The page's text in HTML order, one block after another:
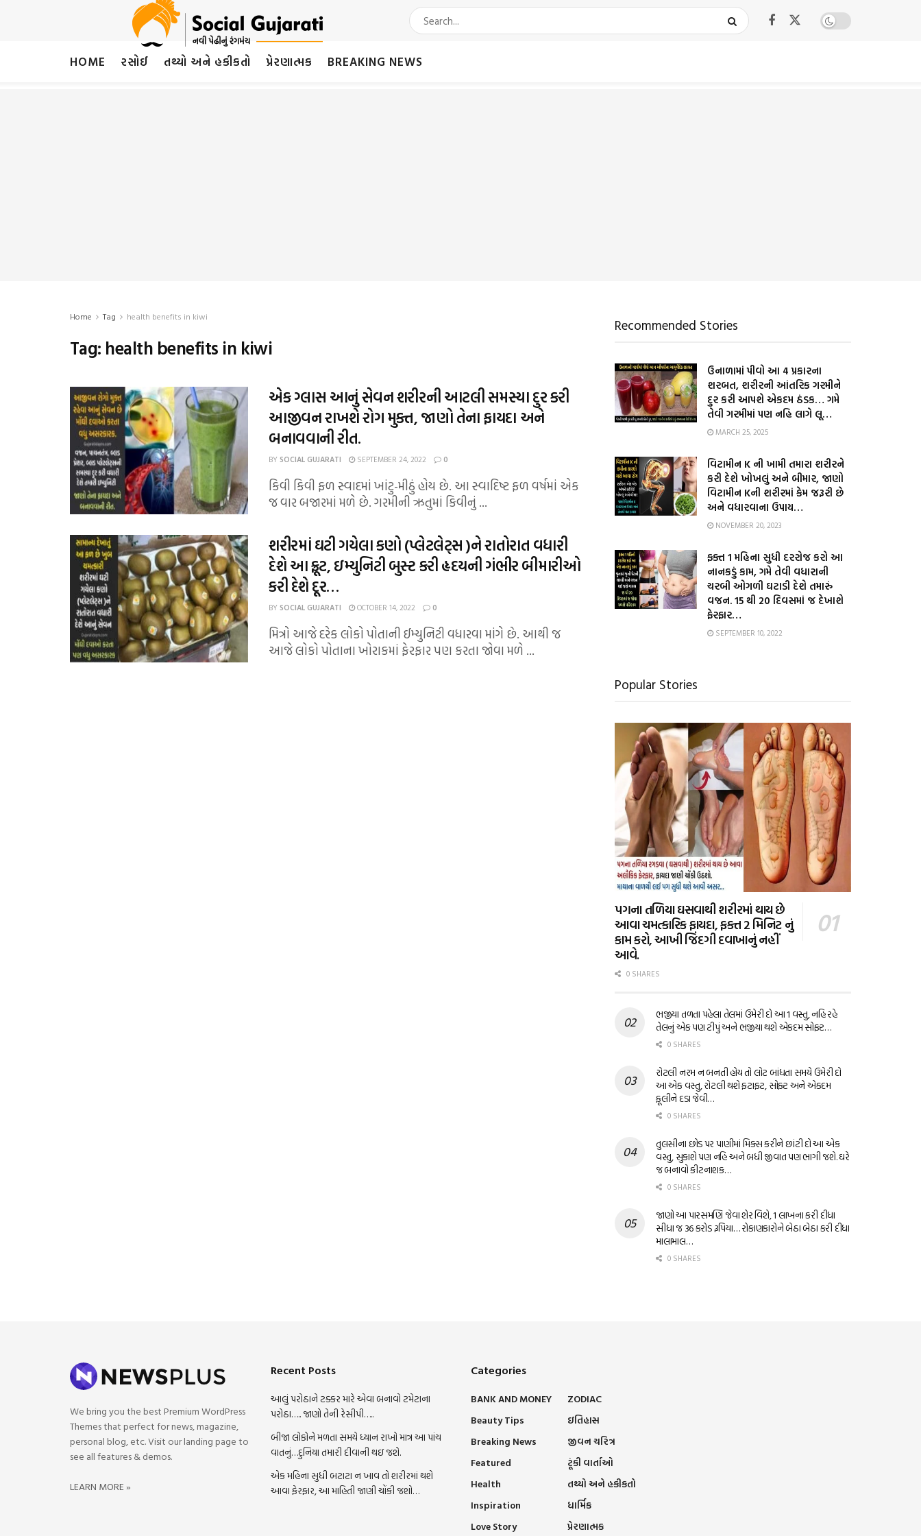
HOME રસોઈ તથ્યો અને હકીકતો પ્રેરણાત્મક BREAKING NEWS
Home Tag health benefits in kiwi
Tag: health benefits in kiwi
એક ગ્લાસ આનું સેવન શરીરની આટલી સમસ્યા દુર કરી
આજીવન રાખશે રોગ મુક્ત, જાણો તેના ફાયદા અને
બનાવવાની રીત.
BY SOCIAL GUJARATI SEPTEMBER 24, 2022 0
કિવી કિવી ફળ સ્વાદમાં ખાંટુ-મીઠું હોય છે. આ સ્વાદિષ્ટ ફળ વર્ષમાં એક
જ વાર બજારમાં મળે છે. ગરમીની ઋતુમાં કિવીનું ...
શરીરમાં ઘટી ગયેલા કણો (પ્લેટલેટ્સ )ને રાતોરાત વધારી
દેશે આ ફ્રૂટ, ઇમ્યુનિટી બુસ્ટ કરી હૃદયની ગંભીર બીમારીઓ
કરી દેશે દૂર…
BY SOCIAL GUJARATI OCTOBER 14, 2022 0
મિત્રો આજે દરેક લોકો પોતાની ઈમ્યુનિટી વધારવા માંગે છે. આથી જ
આજે લોકો પોતાના ખોરાકમાં ફેરફાર પણ કરતા જોવા મળે ...
Recommended Stories
ઉનાળામાં પીવો આ 4 પ્રકારના
શરબત, શરીરની આંતરિક ગરમીને
દુર કરી આપશે એકદમ ઠંડક… ગમે
તેવી ગરમીમાં પણ નહિ લાગે લૂ…
MARCH 25, 2025
વિટામીન K ની ખામી તમારા શરીરને
કરી દેશે ખોખલું અને બીમાર, જાણો
વિટામીન Kની શરીરમાં કેમ જરૂરી છે
અને વધારવાના ઉપાય…
NOVEMBER 20, 2023
ફક્ત 1 મહિના સુધી દરરોજ કરો આ
નાનકડું કામ, ગમે તેવી વધારાની
ચરબી ઓગળી ઘટાડી દેશે તમારું
વજન. 15 થી 20 દિવસમાં જ દેખાશે
ફેરફાર…
SEPTEMBER 10, 2022
Popular Stories
પગના તળિયા ઘસવાથી શરીરમાં થાય છે
આવા ચમત્કારિક ફાયદા, ફક્ત 2 મિનિટ નું
કામ કરો, આખી જિંદગી દવાખાનું નહીં
આવે.
0 SHARES
ભજીયા તળતા પહેલા તેલમાં ઉમેરી દો આ 1 વસ્તુ, નહિ રહે
તેલનું એક પણ ટીપું અને ભજીયા થશે એકદમ સોફ્ટ…
0 SHARES
રોટલી નરમ ન બનતી હોય તો લોટ બાંધતા સમયે ઉમેરી દો
આ એક વસ્તુ, રોટલી થશે ફટાફટ, સોફ્ટ અને એકદમ
ફૂલીને દડા જેવી…
0 SHARES
તુલસીના છોડ પર પાણીમાં મિક્સ કરીને છાંટી દો આ એક
વસ્તુ, સુકાશે પણ નહિ અને બધી જીવાત પણ ભાગી જશે. ઘરે
જ બનાવો કીટનાશક…
0 SHARES
જાણો આ પારસમણિ જેવા શેર વિશે, 1 લાખના કરી દીધા
સીધા જ 36 કરોડ રૂપિયા… રોકાણકારોને બેઠા બેઠા કરી દીધા
માલામાલ…
0 SHARES
We bring you the best Premium WordPress
Themes that perfect for news, magazine,
personal blog, etc. Visit our landing page to
see all features & demos.
LEARN MORE »
Recent Posts
આલું પરોઠાને ટક્કર મારે એવા બનાવો ટમેટાના
પરોઠા….. જાણો તેની રેસીપી…..
બીજા લોકોને મળતા સમયે ધ્યાન રાખો માત્ર આ પાંચ
વાતનું…દુનિયા તમારી દીવાની થઇ જશે.
એક મહિના સુધી બટાટા ન ખાવ તો શરીરમાં થશે
આવા ફેરફાર, આ માહિતી જાણી ચોંકી જશો…
Categories
BANK AND MONEY
Beauty Tips
Breaking News
Featured
Health
Inspiration
Love Story
ZODIAC
ઇતિહાસ
જીવન ચરિત્ર
ટૂંકી વાર્તાઓ
તથ્યો અને હકીકતો
ધાર્મિક
પ્રેરણાત્મક